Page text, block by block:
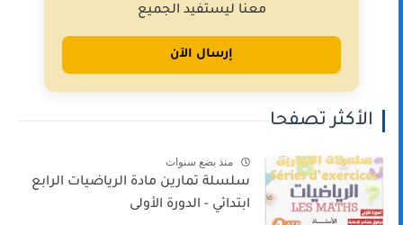
معنا ليستفيد الجميع
إرسال الآن
الأكثر تصفحا
منذ بضع سنوات
سلسلة تمارين مادة الرياضيات الرابع
ابتدائي - الدورة الأولى